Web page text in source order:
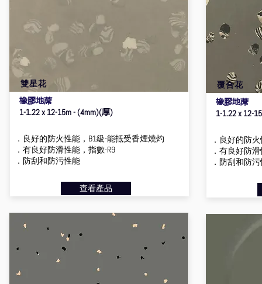
雙星花
橡膠地蓆
1-1.22 x 12-15m - (4mm)(厚)
．良好的防火性能，B1級-能抵受香煙燒灼
．有良好防滑性能，指數-R9
．防刮和防污性能
查看產品
覆合花
橡膠地蓆
1-1.22 x 12-
．良好的防
．有良好防
．防刮和防